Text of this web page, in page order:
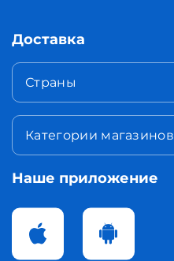
Доставка
Страны
Категории магазинов
Наше приложение